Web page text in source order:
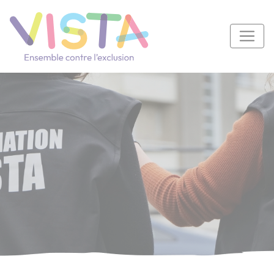
Navigation principale